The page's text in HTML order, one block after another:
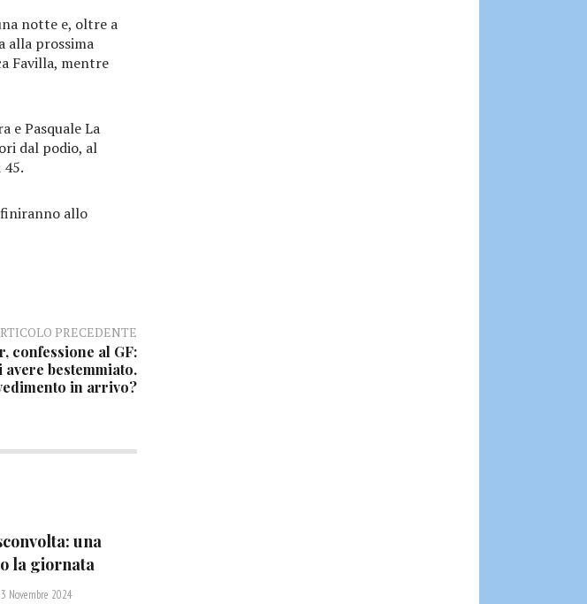
notte e, oltre a
alla prossima
Favilla, mentre
e Pasquale La
dal podio, al
finiranno allo
PRECEDENTE
confessione al GF:
avere bestemmiato.
in arrivo?
una
la giornata
3 Novembre 2024